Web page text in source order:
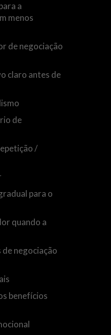
a
menos
de negociação
claro antes de
de
/
para o
quando a
negociação
benefícios